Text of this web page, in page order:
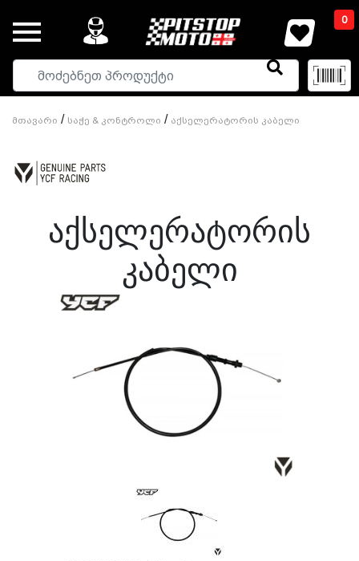
0
Მთავარი / Საჭე & Კონტროლი / Აქსელერატორის Კაბელი
Აქსელერატორის
Კაბელი